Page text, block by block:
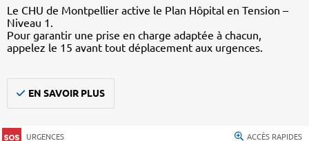
Le CHU de Montpellier active le Plan Hôpital en Tension –
Niveau 1.
Pour garantir une prise en charge adaptée à chacun,
appelez le 15 avant tout déplacement aux urgences.
EN SAVOIR PLUS
URGENCES ACCÈS RAPIDES